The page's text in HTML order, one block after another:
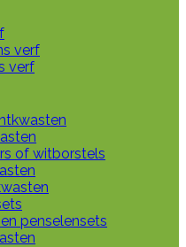
verf
verf
of witborstels
penselensets